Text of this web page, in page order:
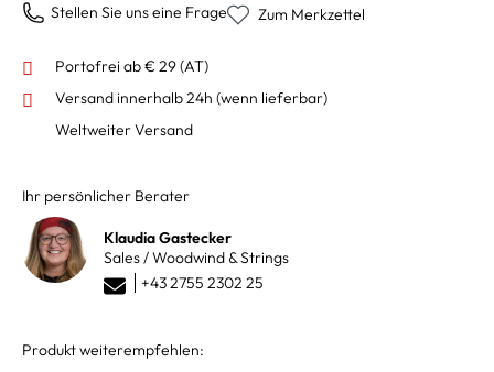
Stellen Sie uns eine Frage Zum Merkzettel
Portofrei ab € 29 (AT)
Versand innerhalb 24h (wenn lieferbar)
Weltweiter Versand
Ihr persönlicher Berater
Klaudia Gastecker
Sales / Woodwind & Strings
+43 2755 2302 25
Produkt weiterempfehlen: